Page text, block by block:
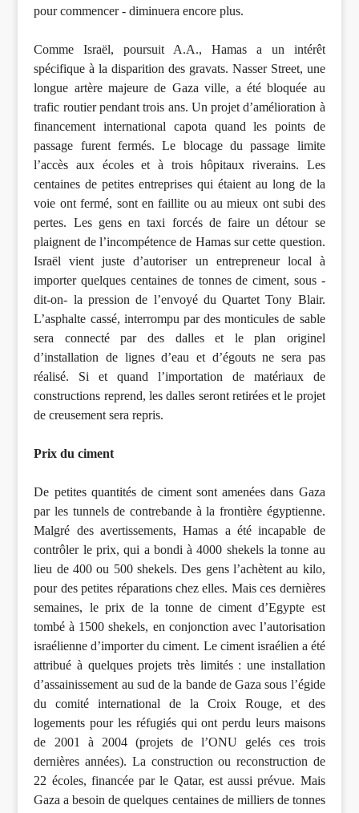
pour commencer - diminuera encore plus.
Comme Israël, poursuit A.A., Hamas a un intérêt
spécifique à la disparition des gravats. Nasser Street, une
longue artère majeure de Gaza ville, a été bloquée au
trafic routier pendant trois ans. Un projet d’amélioration à
financement international capota quand les points de
passage furent fermés. Le blocage du passage limite
l’accès aux écoles et à trois hôpitaux riverains. Les
centaines de petites entreprises qui étaient au long de la
voie ont fermé, sont en faillite ou au mieux ont subi des
pertes. Les gens en taxi forcés de faire un détour se
plaignent de l’incompétence de Hamas sur cette question.
Israël vient juste d’autoriser un entrepreneur local à
importer quelques centaines de tonnes de ciment, sous -
dit-on- la pression de l’envoyé du Quartet Tony Blair.
L’asphalte cassé, interrompu par des monticules de sable
sera connecté par des dalles et le plan originel
d’installation de lignes d’eau et d’égouts ne sera pas
réalisé. Si et quand l’importation de matériaux de
constructions reprend, les dalles seront retirées et le projet
de creusement sera repris.
Prix du ciment
De petites quantités de ciment sont amenées dans Gaza
par les tunnels de contrebande à la frontière égyptienne.
Malgré des avertissements, Hamas a été incapable de
contrôler le prix, qui a bondi à 4000 shekels la tonne au
lieu de 400 ou 500 shekels. Des gens l’achètent au kilo,
pour des petites réparations chez elles. Mais ces dernières
semaines, le prix de la tonne de ciment d’Egypte est
tombé à 1500 shekels, en conjonction avec l’autorisation
israélienne d’importer du ciment. Le ciment israélien a été
attribué à quelques projets très limités : une installation
d’assainissement au sud de la bande de Gaza sous l’égide
du comité international de la Croix Rouge, et des
logements pour les réfugiés qui ont perdu leurs maisons
de 2001 à 2004 (projets de l’ONU gelés ces trois
dernières années). La construction ou reconstruction de
22 écoles, financée par le Qatar, est aussi prévue. Mais
Gaza a besoin de quelques centaines de milliers de tonnes